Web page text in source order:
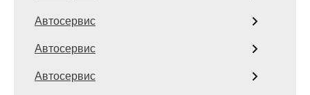
Автосервис
Автосервис
Автосервис